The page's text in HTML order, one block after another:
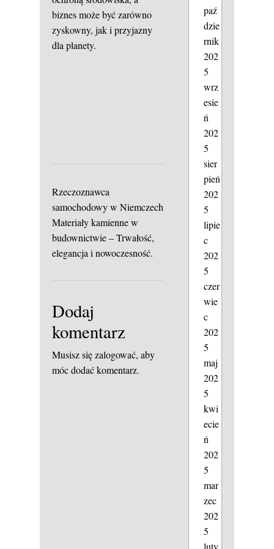
biznes może być zarówno
zyskowny, jak i przyjazny
dla planety.
Rzeczoznawca
samochodowy w Niemczech
Materiały kamienne w
budownictwie – Trwałość,
elegancja i nowoczesność.
Dodaj
komentarz
Musisz sięzalogować, aby
móc dodać komentarz.
paź
dzie
rnik
202
5
wrz
esie
ń
202
5
sier
pień
202
5
lipie
c
202
5
czer
wie
c
202
5
maj
202
5
kwi
ecie
ń
202
5
mar
zec
202
5
luty